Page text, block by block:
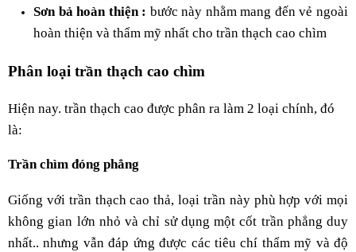
Sơn bả hoàn thiện : bước này nhằm mang đến vẻ ngoài
hoàn thiện và thẩm mỹ nhất cho trần thạch cao chìm
Phân loại trần thạch cao chìm
Hiện nay. trần thạch cao được phân ra làm 2 loại chính, đó
là:
Trần chìm đóng phẳng
Giống với trần thạch cao thả, loại trần này phù hợp với mọi
không gian lớn nhỏ và chỉ sử dụng một cốt trần phẳng duy
nhất.. nhưng vẫn đáp ứng được các tiêu chí thẩm mỹ và độ